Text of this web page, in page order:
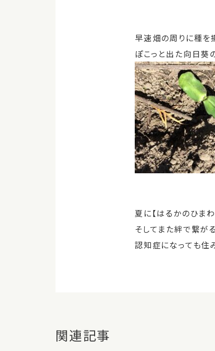
早速畑の周りに種を
ぽこっと出た向日葵
夏に【はるかのひま
そしてまた絆で繋が
認知症になっても住
関連記事